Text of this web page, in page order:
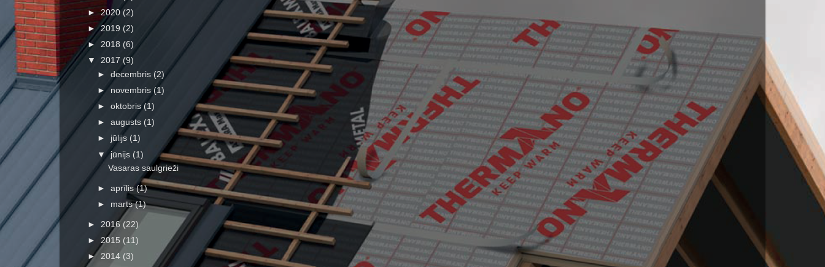
►2020 (2)
►2019 (2)
► 2018 (6)
▼ 2017 (9)
►decembris (2)
► novembris(1)
►oktobris(1)
►augusts (1)
► jūlijs (1)
▼jūnijs (1)
Vasaras saulgrieži
►aprīlis(1)
► marts(1)
► 2016 (22)
► 2015 (11)
► 2014 (3)